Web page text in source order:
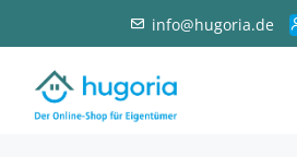
info@hugoria.de